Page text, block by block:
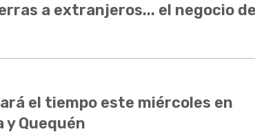
a extranjeros... el negocio
el tiempo este miércoles en
y Quequén